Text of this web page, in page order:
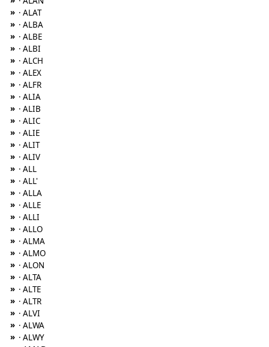
» · ALAT
» · ALBA
» · ALBE
» · ALBI
» · ALCH
» · ALEX
» · ALFR
» · ALIA
» · ALIB
» · ALIC
» · ALIE
» · ALIT
» · ALIV
» · ALL
» · ALL'
» · ALLA
» · ALLE
» · ALLI
» · ALLO
» · ALMA
» · ALMO
» · ALON
» · ALTA
» · ALTE
» · ALTR
» · ALVI
» · ALWA
» · ALWY